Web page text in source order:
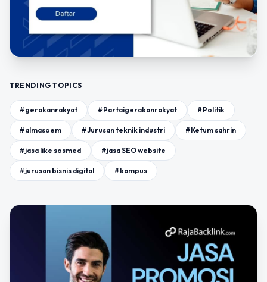
TRENDING TOPICS
#gerakanrakyat #Partaigerakanrakyat #Politik
#almasoem #Jurusan teknik industri #Ketum sahrin
#jasa like sosmed #jasa SEO website
#jurusan bisnis digital #kampus